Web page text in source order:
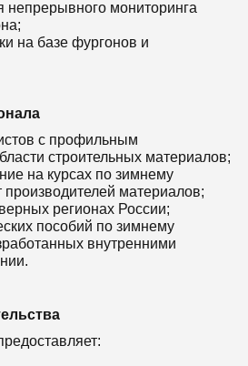
непрерывного мониторинга
на базе фургонов и
с профильным
строительных материалов;
на курсах по зимнему
материалов;
регионах России;
пособий по зимнему
внутренними